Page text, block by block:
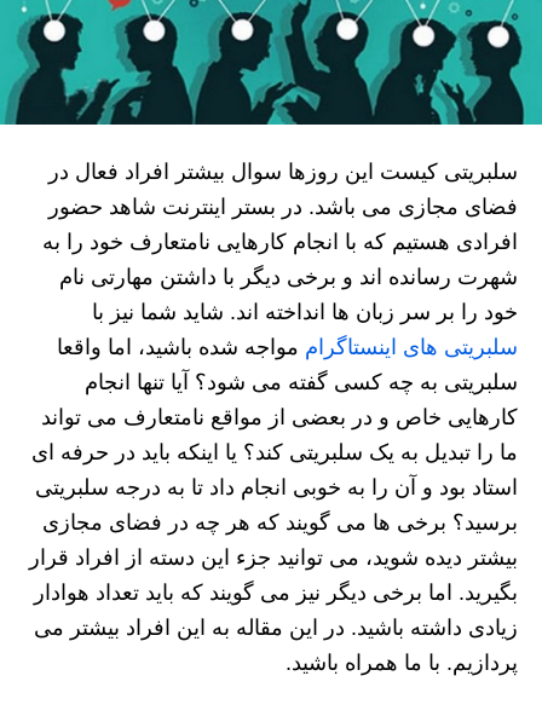
سلبریتی کیست این روزها سوال بیشتر افراد فعال در
فضای مجازی می باشد. در بستر اینترنت شاهد حضور
افرادی هستیم که با انجام کارهایی نامتعارف خود را به
شهرت رسانده اند و برخی دیگر با داشتن مهارتی نام
خود را بر سر زبان ها انداخته اند. شاید شما نیز با
سلبریتی های اینستاگرام مواجه شده باشید، اما واقعا
سلبریتی به چه کسی گفته می شود؟ آیا تنها انجام
کارهایی خاص و در بعضی از مواقع نامتعارف می تواند
ما را تبدیل به یک سلبریتی کند؟ یا اینکه باید در حرفه ای
استاد بود و آن را به خوبی انجام داد تا به درجه سلبریتی
برسید؟ برخی ها می گویند که هر چه در فضای مجازی
بیشتر دیده شوید، می توانید جزء این دسته از افراد قرار
بگیرید. اما برخی دیگر نیز می گویند که باید تعداد هوادار
زیادی داشته باشید. در این مقاله به این افراد بیشتر می
پردازیم. با ما همراه باشید.